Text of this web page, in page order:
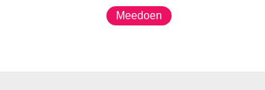
Meedoen